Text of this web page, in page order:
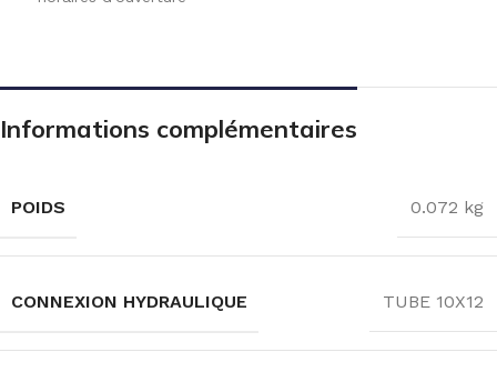
Informations complémentaires
POIDS 0.072 kg
CONNEXION HYDRAULIQUE TUBE 10X12